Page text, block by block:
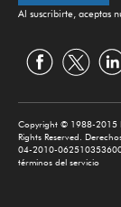
Al suscribirte, aceptas
Copyright © 1988-2015
Rights Reserved.
04-2010-
términos del servicio